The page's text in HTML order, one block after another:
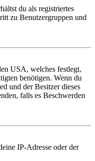
du als registriertes
zu Benutzergruppen und
USA, welches festlegt,
benötigen. Wenn du
und der Besitzer dieses
falls es Beschwerden
IP-Adresse oder der